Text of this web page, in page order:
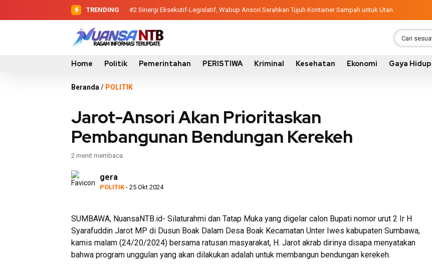
TRENDING #2 Sinergi Eksekutif-Legislatif, Wabup Ansori Serahkan Tujuh Kontainer Sampah untuk Utan
Home Politik Pemerintahan PERISTIWA Kriminal Kesehatan Ekonomi Gaya Hidup
Beranda / POLITIK
Jarot-Ansori Akan Prioritaskan
Pembangunan Bendungan Kerekeh
2 menit membaca
gera
POLITIK - 25 Okt 2024
SUMBAWA, NuansaNTB.id- Silaturahmi dan Tatap Muka yang digelar calon Bupati nomor urut 2 Ir H
Syarafuddin Jarot MP di Dusun Boak Dalam Desa Boak Kecamatan Unter Iwes kabupaten Sumbawa,
kamis malam (24/20/2024) bersama ratusan masyarakat, H. Jarot akrab dirinya disapa menyatakan
bahwa program unggulan yang akan dilakukan adalah untuk membangun bendungan kerekeh.